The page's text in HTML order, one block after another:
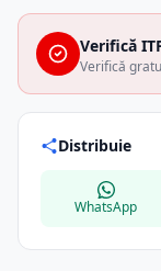
Verifică
Verifică
Distribuie
WhatsApp